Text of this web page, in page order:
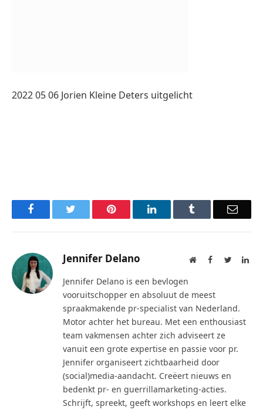
2022 05 06 Jorien Kleine Deters uitgelicht
Facebook Pinterest LinkedIn Email
Jennifer Delano WebsiteFacebook
Twitter
Jennifer Delano is een bevlogen
vooruitschopper en absoluut de meest
spraakmakende pr-specialist van Nederland.
Motor achter het bureau. Met een enthousiast
team vakmensen achter zich adviseert ze
vanuit een grote expertise en passie voor pr.
Jennifer organiseert zichtbaarheid door
(social)media-aandacht. Creëert nieuws en
bedenkt pr- en guerrillamarketing-acties.
Schrijft, spreekt, geeft workshops en leert elke